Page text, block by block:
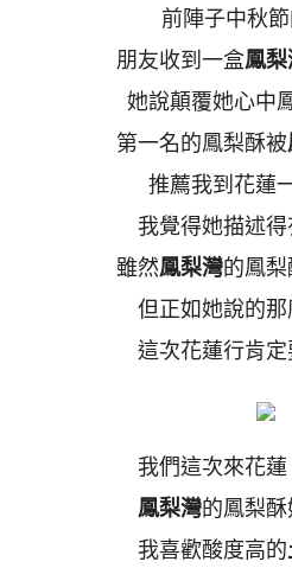
前陣子中秋節
朋友收到一盒鳳
她說顛覆她心中
第一名的鳳梨酥被
推薦我到花蓮
我覺得她描述得
雖然鳳梨灣的鳳梨
但正如她說的那
這次花蓮行肯定
我們這次來花蓮
鳳梨灣的鳳梨酥
我喜歡酸度高的